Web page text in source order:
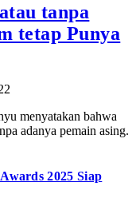
tanpa
tetap Punya
menyatakan bahwa
adanya pemain asing.
2025 Siap